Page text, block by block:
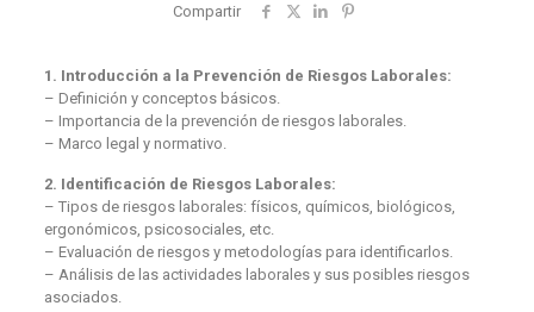
Compartir
1. Introducción a la Prevención de Riesgos Laborales:
– Definición y conceptos básicos.
– Importancia de la prevención de riesgos laborales.
– Marco legal y normativo.
2. Identificación de Riesgos Laborales:
– Tipos de riesgos laborales: físicos, químicos, biológicos,
ergonómicos, psicosociales, etc.
– Evaluación de riesgos y metodologías para identificarlos.
– Análisis de las actividades laborales y sus posibles riesgos
asociados.